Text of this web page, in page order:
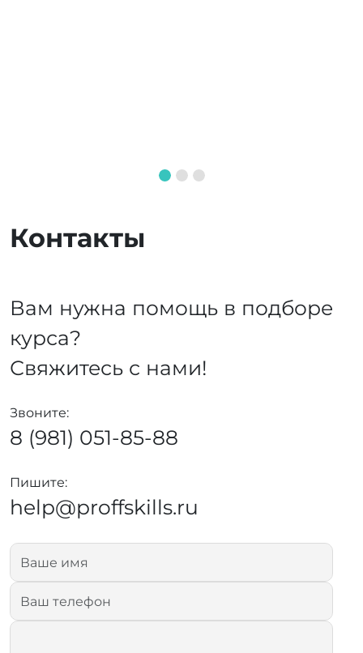
Контакты
Вам нужна помощь в подборе
курса?
Свяжитесь с нами!
Звоните:
8 (981) 051-85-88
Пишите:
help@proffskills.ru